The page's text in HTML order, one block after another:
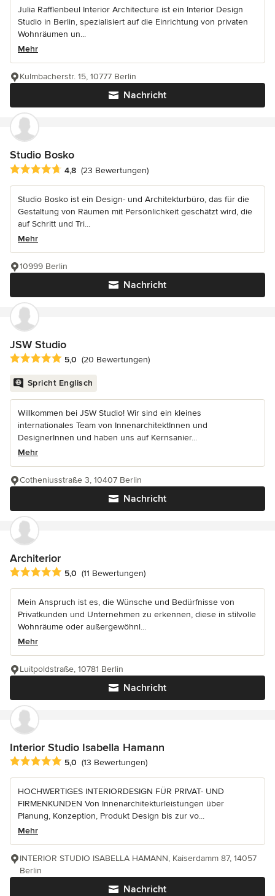
Julia Rafflenbeul Interior Architecture ist ein Interior Design
Studio in Berlin, spezialisiert auf die Einrichtung von privaten
Wohnräumen un...
Mehr
Nachricht
Kulmbacherstr. 15, 10777 Berlin
Studio Bosko
Durchschnittliche Bewertung: 4.8 von 5 Sternen
4,8 (23 Bewertungen)
Studio Bosko ist ein Design- und Architekturbüro, das für die
Gestaltung von Räumen mit Persönlichkeit geschätzt wird, die
auf Schritt und Tri...
Mehr
Nachricht
10999 Berlin
JSW Studio
Durchschnittliche Bewertung: 5 von 5 Sternen
5,0 (20 Bewertungen)
Spricht Englisch
Willkommen bei JSW Studio! Wir sind ein kleines
internationales Team von InnenarchitektInnen und
DesignerInnen und haben uns auf Kernsanier...
Mehr
Nachricht
Cotheniusstraße 3, 10407 Berlin
Architerior
Durchschnittliche Bewertung: 5 von 5 Sternen
5,0 (11 Bewertungen)
Mein Anspruch ist es, die Wünsche und Bedürfnisse von
Privatkunden und Unternehmen zu erkennen, diese in stilvolle
Wohnräume oder außergewöhnl...
Mehr
Nachricht
Luitpoldstraße, 10781 Berlin
Interior Studio Isabella Hamann
Durchschnittliche Bewertung: 5 von 5 Sternen
5,0 (13 Bewertungen)
HOCHWERTIGES INTERIORDESIGN FÜR PRIVAT- UND
FIRMENKUNDEN Von Innenarchitekturleistungen über
Planung, Konzeption, Produkt Design bis zur vo...
Mehr
Nachricht
INTERIOR STUDIO ISABELLA HAMANN, Kaiserdamm 87, 14057
Berlin